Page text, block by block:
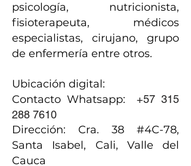
psicología, nutricionista,
fisioterapeuta, médicos
especialistas, cirujano, grupo
de enfermería entre otros.
Ubicación digital:
Contacto Whatsapp:+57 315
288 7610
Dirección: Cra. 38 #4C-78,
Santa Isabel, Cali, Valle del
Cauca